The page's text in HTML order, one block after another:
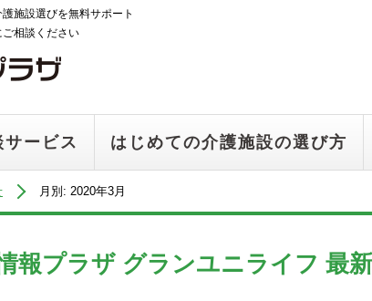
施設選びを無料サポート
相談ください
ービス はじめての介護施設の選び方
月別: 2020年3月
報プラザ グランユニライフ 最